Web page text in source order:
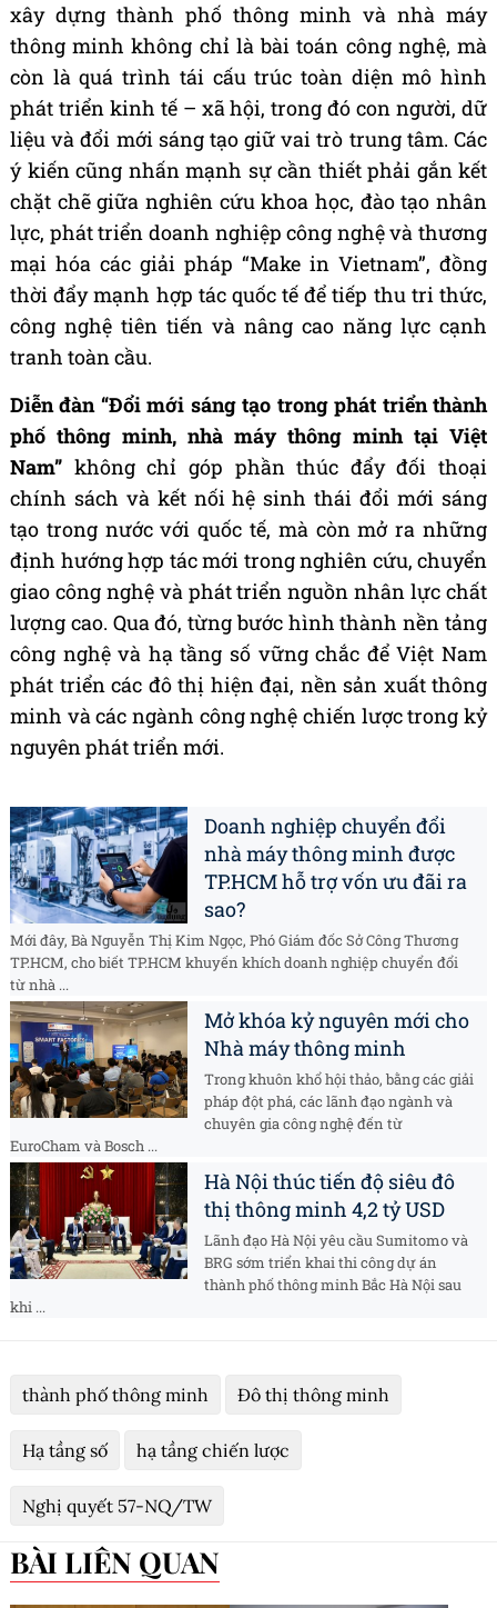
xây dựng thành phố thông minh và nhà máy
thông minh không chỉ là bài toán công nghệ, mà
còn là quá trình tái cấu trúc toàn diện mô hình
phát triển kinh tế – xã hội, trong đó con người, dữ
liệu và đổi mới sáng tạo giữ vai trò trung tâm. Các
ý kiến cũng nhấn mạnh sự cần thiết phải gắn kết
chặt chẽ giữa nghiên cứu khoa học, đào tạo nhân
lực, phát triển doanh nghiệp công nghệ và thương
mại hóa các giải pháp “Make in Vietnam”, đồng
thời đẩy mạnh hợp tác quốc tế để tiếp thu tri thức,
công nghệ tiên tiến và nâng cao năng lực cạnh
tranh toàn cầu.
Diễn đàn “Đổi mới sáng tạo trong phát triển thành
phố thông minh, nhà máy thông minh tại Việt
Nam” không chỉ góp phần thúc đẩy đối thoại
chính sách và kết nối hệ sinh thái đổi mới sáng
tạo trong nước với quốc tế, mà còn mở ra những
định hướng hợp tác mới trong nghiên cứu, chuyển
giao công nghệ và phát triển nguồn nhân lực chất
lượng cao. Qua đó, từng bước hình thành nền tảng
công nghệ và hạ tầng số vững chắc để Việt Nam
phát triển các đô thị hiện đại, nền sản xuất thông
minh và các ngành công nghệ chiến lược trong kỷ
nguyên phát triển mới.
Doanh nghiệp chuyển đổi
nhà máy thông minh được
TP.HCM hỗ trợ vốn ưu đãi ra
sao?
Mới đây, Bà Nguyễn Thị Kim Ngọc, Phó Giám đốc Sở Công Thương
TP.HCM, cho biết TP.HCM khuyến khích doanh nghiệp chuyển đổi
từ nhà ...
Mở khóa kỷ nguyên mới cho
Nhà máy thông minh
Trong khuôn khổ hội thảo, bằng các giải
pháp đột phá, các lãnh đạo ngành và
chuyên gia công nghệ đến từ
EuroCham và Bosch ...
Hà Nội thúc tiến độ siêu đô
thị thông minh 4,2 tỷ USD
Lãnh đạo Hà Nội yêu cầu Sumitomo và
BRG sớm triển khai thi công dự án
thành phố thông minh Bắc Hà Nội sau
khi ...
thành phố thông minh Đô thị thông minh
Hạ tầng số hạ tầng chiến lược
Nghị quyết 57-NQ/TW
BÀI LIÊN QUAN